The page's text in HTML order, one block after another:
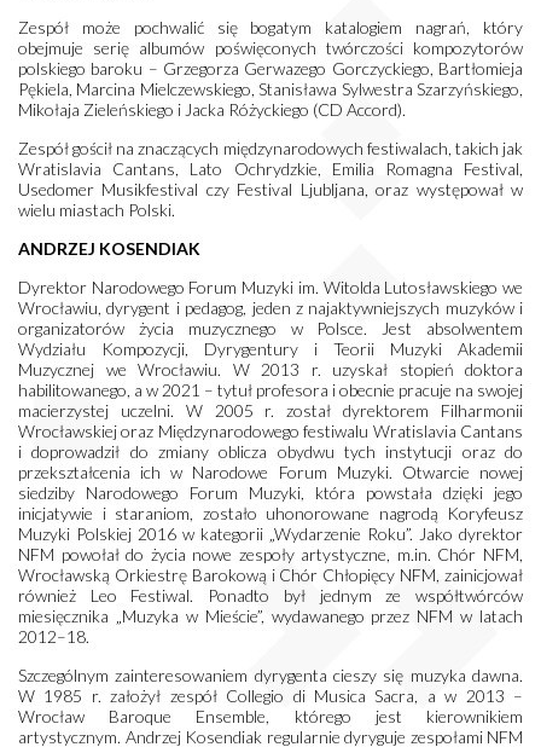
Zespół może pochwalić się bogatym katalogiem nagrań, który
obejmuje serię albumów poświęconych twórczości kompozytorów
polskiego baroku – Grzegorza Gerwazego Gorczyckiego, Bartłomieja
Pękiela, Marcina Mielczewskiego, Stanisława Sylwestra Szarzyńskiego,
Mikołaja Zieleńskiego i Jacka Różyckiego (CD Accord).
Zespół gościł na znaczących międzynarodowych festiwalach, takich jak
Wratislavia Cantans, Lato Ochrydzkie, Emilia Romagna Festival,
Usedomer Musikfestival czy Festival Ljubljana, oraz występował w
wielu miastach Polski.
ANDRZEJ KOSENDIAK
Dyrektor Narodowego Forum Muzyki im. Witolda Lutosławskiego we
Wrocławiu, dyrygent i pedagog, jeden z najaktywniejszych muzyków i
organizatorów życia muzycznego w Polsce. Jest absolwentem
Wydziału Kompozycji, Dyrygentury i Teorii Muzyki Akademii
Muzycznej we Wrocławiu. W 2013 r. uzyskał stopień doktora
habilitowanego, a w 2021 – tytuł profesora i obecnie pracuje na swojej
macierzystej uczelni. W 2005 r. został dyrektorem Filharmonii
Wrocławskiej oraz Międzynarodowego festiwalu Wratislavia Cantans
i doprowadził do zmiany oblicza obydwu tych instytucji oraz do
przekształcenia ich w Narodowe Forum Muzyki. Otwarcie nowej
siedziby Narodowego Forum Muzyki, która powstała dzięki jego
inicjatywie i staraniom, zostało uhonorowane nagrodą Koryfeusz
Muzyki Polskiej 2016 w kategorii „Wydarzenie Roku”. Jako dyrektor
NFM powołał do życia nowe zespoły artystyczne, m.in. Chór NFM,
Wrocławską Orkiestrę Barokową i Chór Chłopięcy NFM, zainicjował
również Leo Festiwal. Ponadto był jednym ze współtwórców
miesięcznika „Muzyka w Mieście”, wydawanego przez NFM w latach
2012–18.
Szczególnym zainteresowaniem dyrygenta cieszy się muzyka dawna.
W 1985 r. założył zespół Collegio di Musica Sacra, a w 2013 –
Wrocław Baroque Ensemble, którego jest kierownikiem
artystycznym. Andrzej Kosendiak regularnie dyryguje zespołami NFM